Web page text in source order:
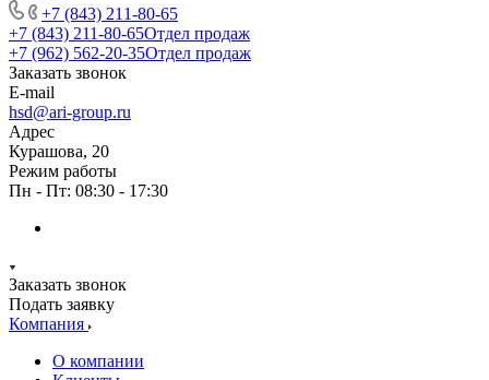
+7 (843) 211-80-65
+7 (843) 211-80-65Отдел продаж
+7 (962) 562-20-35Отдел продаж
Заказать звонок
E-mail
hsd@ari-group.ru
Адрес
Курашова, 20
Режим работы
Пн - Пт: 08:30 - 17:30
Заказать звонок
Подать заявку
Компания
О компании